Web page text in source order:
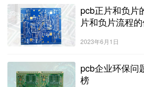
pcb正片和负片
片和负片流程
2023年6月1日
pcb企业环保问
榜